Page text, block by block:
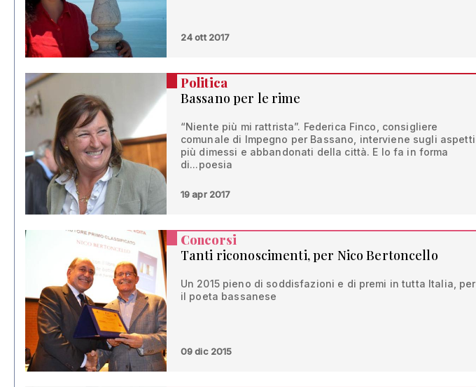
24 ott 2017
Politica
Bassano per le rime
“Niente più mi rattrista”. Federica Finco, consigliere
comunale di Impegno per Bassano, interviene sugli aspetti
più dimessi e abbandonati della città. E lo fa in forma
di...poesia
19 apr 2017
Concorsi
Tanti riconoscimenti, per Nico Bertoncello
Un 2015 pieno di soddisfazioni e di premi in tutta Italia, per
il poeta bassanese
09 dic 2015